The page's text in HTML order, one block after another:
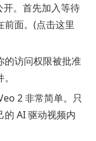
开。首先加入等待
前面。(点击这里
的访问权限被批准
2 非常简单。只
的 AI 驱动视频内